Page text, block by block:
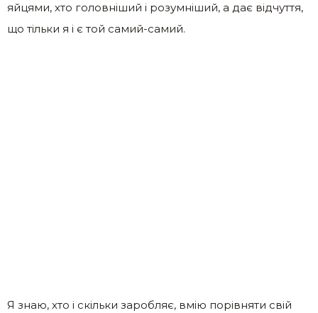
яйцями, хто головніший і розумніший, а дає відчуття,
що тільки я і є той самий-самий.
Я знаю, хто і скільки заробляє, вмію порівняти свій